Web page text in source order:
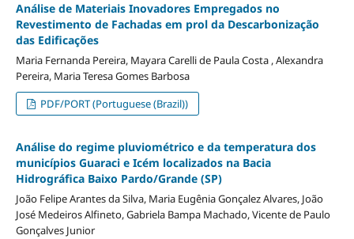
Análise de Materiais Inovadores Empregados no
Revestimento de Fachadas em prol da Descarbonização
das Edificações
Maria Fernanda Pereira, Mayara Carelli de Paula Costa , Alexandra
Pereira, Maria Teresa Gomes Barbosa
PDF/PORT (Portuguese (Brazil))
Análise do regime pluviométrico e da temperatura dos
municípios Guaraci e Icém localizados na Bacia
Hidrográfica Baixo Pardo/Grande (SP)
João Felipe Arantes da Silva, Maria Eugênia Gonçalez Alvares, João
José Medeiros Alfineto, Gabriela Bampa Machado, Vicente de Paulo
Gonçalves Junior